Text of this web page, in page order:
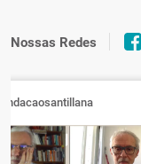
Nossas Redes